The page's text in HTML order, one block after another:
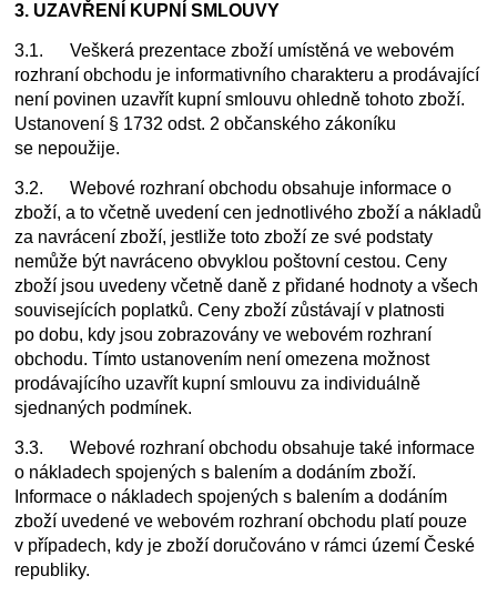
3. UZAVŘENÍ KUPNÍ SMLOUVY
3.1. Veškerá prezentace zboží umístěná ve webovém
rozhraní obchodu je informativního charakteru a prodávající
není povinen uzavřít kupní smlouvu ohledně tohoto zboží.
Ustanovení § 1732 odst. 2 občanského zákoníku
se nepoužije.
3.2. Webové rozhraní obchodu obsahuje informace o
zboží, a to včetně uvedení cen jednotlivého zboží a nákladů
za navrácení zboží, jestliže toto zboží ze své podstaty
nemůže být navráceno obvyklou poštovní cestou. Ceny
zboží jsou uvedeny včetně daně z přidané hodnoty a všech
souvisejících poplatků. Ceny zboží zůstávají v platnosti
po dobu, kdy jsou zobrazovány ve webovém rozhraní
obchodu. Tímto ustanovením není omezena možnost
prodávajícího uzavřít kupní smlouvu za individuálně
sjednaných podmínek.
3.3. Webové rozhraní obchodu obsahuje také informace
o nákladech spojených s balením a dodáním zboží.
Informace o nákladech spojených s balením a dodáním
zboží uvedené ve webovém rozhraní obchodu platí pouze
v případech, kdy je zboží doručováno v rámci území České
republiky.